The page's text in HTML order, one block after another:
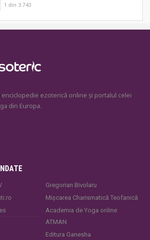
1 din 3.743
enciclopedie ezoterică online și portalul celei
din Europa.
Gregorian Bivolaru
Mișcarea Charismatică Teofanică
Academia de Yoga online
ATMAN
Editura Ganesha